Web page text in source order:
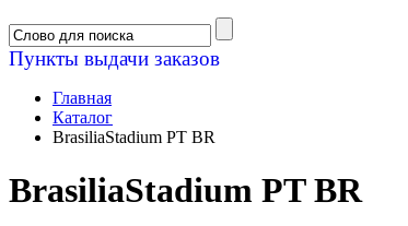
Пункты выдачи заказов
Главная
Каталог
BrasiliaStadium PT BR
BrasiliaStadium PT BR